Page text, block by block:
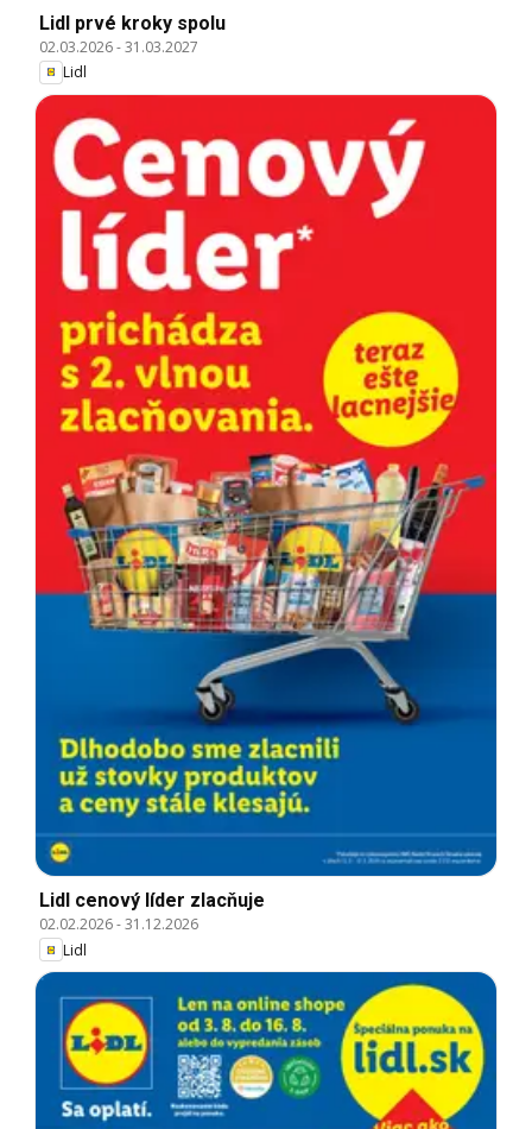
Lidl prvé kroky spolu
02.03.2026-31.03.2027
Lidl
Lidl cenový líder zlacňuje
02.02.2026-31.12.2026
Lidl